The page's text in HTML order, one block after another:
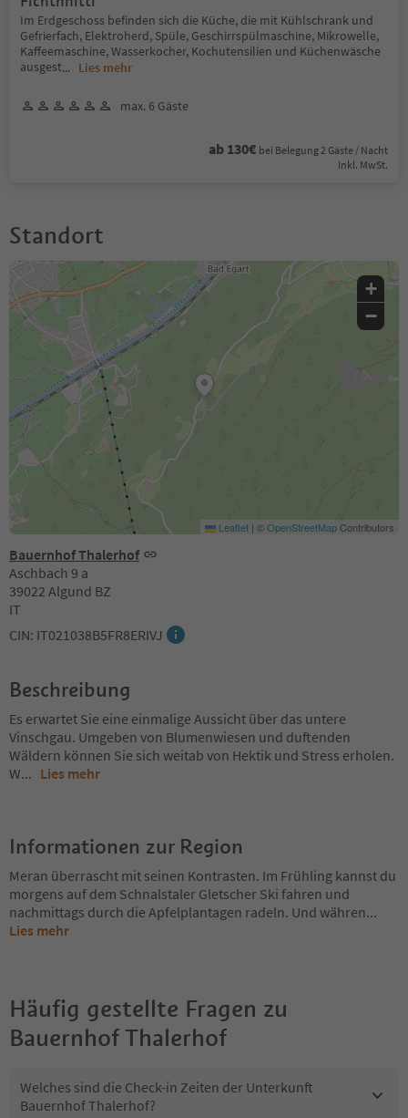
Im Erdgeschoss befinden sich die Küche, die mit Kühlschrank und
Gefrierfach, Elektroherd, Spüle, Geschirrspülmaschine, Mikrowelle,
Kaffeemaschine, Wasserkocher, Kochutensilien und Küchenwäsche
ausgest... Lies mehr
max. 6 Gäste
ab 130€ bei Belegung 2 Gäste / Nacht
Inkl. MwSt.
Standort
Bauernhof Thalerhof
Aschbach 9 a
39022 Algund BZ
IT
CIN: IT021038B5FR8ERIVJ
+
−
Leaflet | ©OpenStreetMapContributors
Beschreibung
Es erwartet Sie eine einmalige Aussicht über das untere
Vinschgau. Umgeben von Blumenwiesen und duftenden
Wäldern können Sie sich weitab von Hektik und Stress erholen.
W... Lies mehr
Informationen zur Region
Meran überrascht mit seinen Kontrasten. Im Frühling kannst du
morgens auf dem Schnalstaler Gletscher Ski fahren und
nachmittags durch die Apfelplantagen radeln. Und währen...
Lies mehr
Häufig gestellte Fragen zu
Bauernhof Thalerhof
Welches sind die Check-in Zeiten der Unterkunft
Bauernhof Thalerhof?